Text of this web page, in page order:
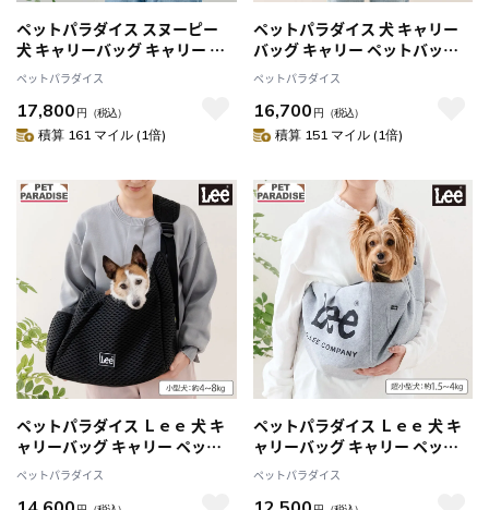
ペットパラダイス スヌーピー
犬 キャリーバッグ キャリー ペ
ットバッグ ジョークール 優し
い抱っこキャリー 小型犬 猫 底
板 調整 肩がけ 持ち運び 通院
ペットパラダイス
17,800 円 （税込）
積算 161 マイル (1倍)
ペットパラダイス 犬 キャリー
バッグ キャリー ペットバッグ
くまさん 優しい抱っこキャリー
小型犬 猫 ペットスリング 底板
調整 肩がけ 持ち運び 通院
ペットパラダイス
16,700 円 （税込）
積算 151 マイル (1倍)
ペットパラダイス Ｌｅｅ 犬 キ
ャリーバッグ キャリー ペット
バッグ ラッセル スリング 小型
犬 猫 ペットスリング 底板 調整
ペットパラダイス
ペットパラダイス Ｌｅｅ 犬 キ
ャリーバッグ キャリー ペット
バッグ 超小型犬 猫 ペット ペッ
トスリング 飛び出し防止ストラ
ペットパラダイス